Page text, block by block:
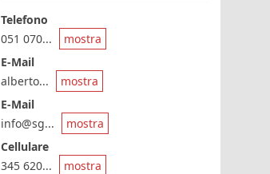
Telefono
051 070...
mostra
E-Mail
alberto...
mostra
E-Mail
info@sg...
mostra
Cellulare
345 620...
mostra